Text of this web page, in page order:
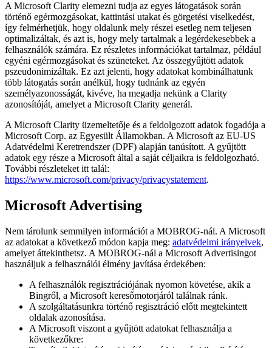
A Microsoft Clarity elemezni tudja az egyes látogatások során
történő egérmozgásokat, kattintási utakat és görgetési viselkedést,
így felmérhetjük, hogy oldalunk mely részei esetleg nem teljesen
optimalizáltak, és azt is, hogy mely tartalmak a legérdekesebbek a
felhasználók számára. Ez részletes információkat tartalmaz, például
egyéni egérmozgásokat és szüneteket. Az összegyűjtött adatok
pszeudonimizáltak. Ez azt jelenti, hogy adatokat kombinálhatunk
több látogatás során anélkül, hogy tudnánk az egyén
személyazonosságát, kivéve, ha megadja nekünk a Clarity
azonosítóját, amelyet a Microsoft Clarity generál.
A Microsoft Clarity üzemeltetője és a feldolgozott adatok fogadója a
Microsoft Corp. az Egyesült Államokban. A Microsoft az EU-US
Adatvédelmi Keretrendszer (DPF) alapján tanúsított. A gyűjtött
adatok egy része a Microsoft által a saját céljaikra is feldolgozható.
További részleteket itt talál:
https://www.microsoft.com/privacy/privacystatement.
Microsoft Advertising
Nem tárolunk semmilyen információt a MOBROG-nál. A Microsoft
az adatokat a következő módon kapja meg: adatvédelmi irányelvek,
amelyet áttekinthetsz. A MOBROG-nál a Microsoft Advertisingot
használjuk a felhasználói élmény javítása érdekében:
A felhasználók regisztrációjának nyomon követése, akik a
Bingről, a Microsoft keresőmotorjáról találnak ránk.
A szolgáltatásunkra történő regisztráció előtt megtekintett
oldalak azonosítása.
A Microsoft viszont a gyűjtött adatokat felhasználja a
következőkre: